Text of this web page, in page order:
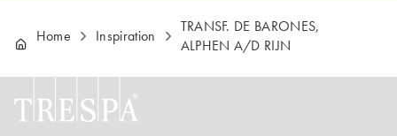
Home Inspiration
TRANSF. DE BARONES,
ALPHEN A/D RIJN